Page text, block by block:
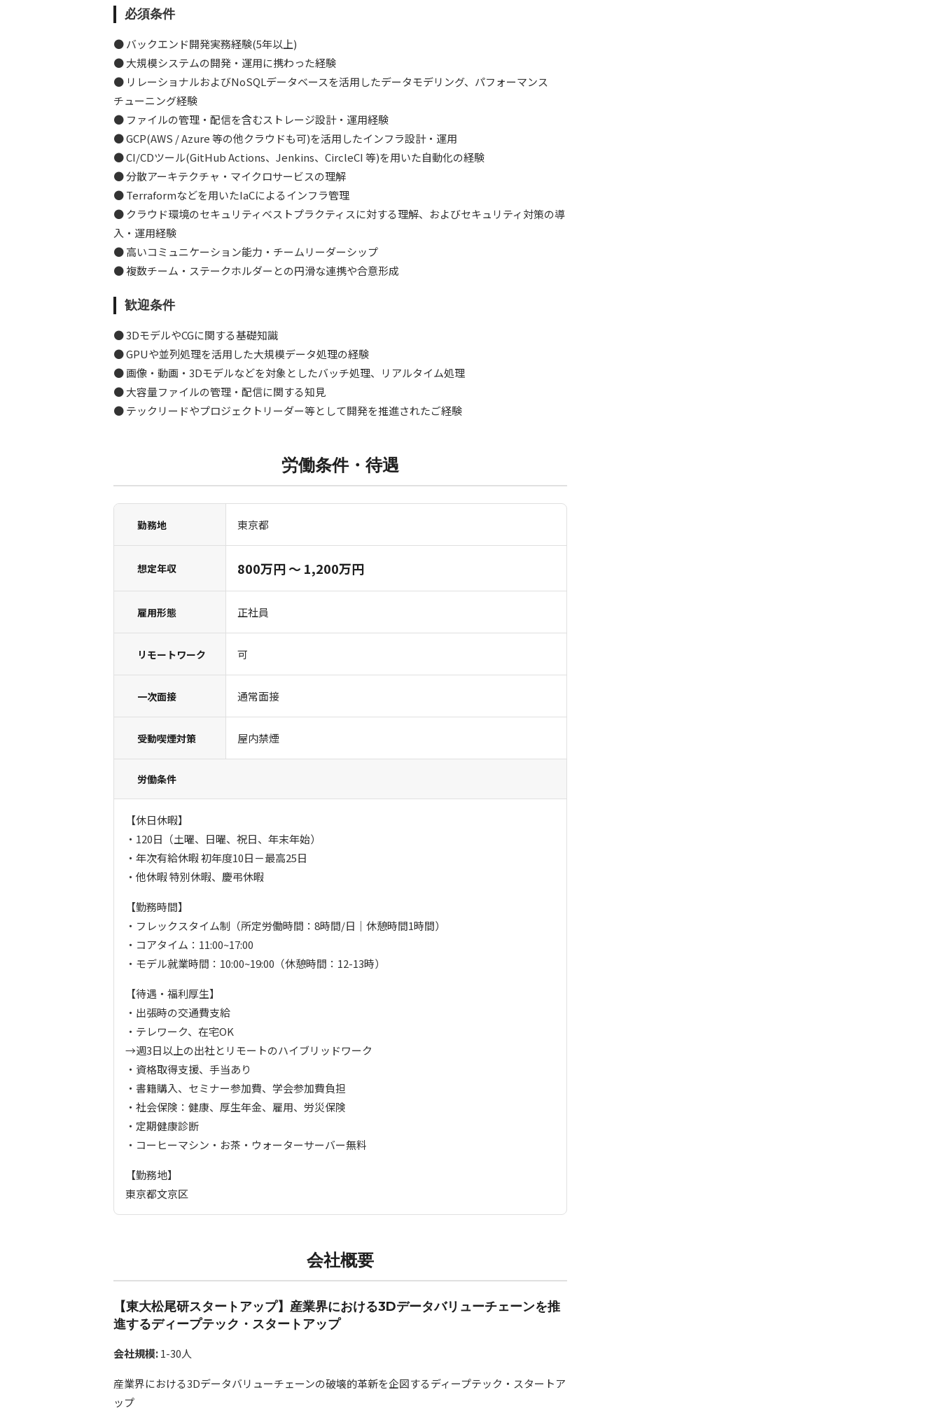
必須条件
● バックエンド開発実務経験(5年以上)
● 大規模システムの開発・運用に携わった経験
● リレーショナルおよびNoSQLデータベースを活用したデータモデリング、パフォーマンス
チューニング経験
● ファイルの管理・配信を含むストレージ設計・運用経験
● GCP(AWS / Azure 等の他クラウドも可)を活用したインフラ設計・運用
● CI/CDツール(GitHub Actions、Jenkins、CircleCI 等)を用いた自動化の経験
● 分散アーキテクチャ・マイクロサービスの理解
● Terraformなどを用いたIaCによるインフラ管理
● クラウド環境のセキュリティベストプラクティスに対する理解、およびセキュリティ対策の導
入・運用経験
● 高いコミュニケーション能力・チームリーダーシップ
● 複数チーム・ステークホルダーとの円滑な連携や合意形成
歓迎条件
● 3DモデルやCGに関する基礎知識
● GPUや並列処理を活用した大規模データ処理の経験
● 画像・動画・3Dモデルなどを対象としたバッチ処理、リアルタイム処理
● 大容量ファイルの管理・配信に関する知見
● テックリードやプロジェクトリーダー等として開発を推進されたご経験
労働条件・待遇
勤務地 東京都
想定年収 800万円 〜 1,200万円
雇用形態 正社員
リモートワーク 可
一次面接 通常面接
受動喫煙対策 屋内禁煙
労働条件
【休日休暇】
・120日（土曜、日曜、祝日、年末年始）
・年次有給休暇 初年度10日－最高25日
・他休暇 特別休暇、慶弔休暇
【勤務時間】
・フレックスタイム制（所定労働時間：8時間/日｜休憩時間1時間）
・コアタイム：11:00~17:00
・モデル就業時間：10:00~19:00（休憩時間：12-13時）
【待遇・福利厚生】
・出張時の交通費支給
・テレワーク、在宅OK
→週3日以上の出社とリモートのハイブリッドワーク
・資格取得支援、手当あり
・書籍購入、セミナー参加費、学会参加費負担
・社会保険：健康、厚生年金、雇用、労災保険
・定期健康診断
・コーヒーマシン・お茶・ウォーターサーバー無料
【勤務地】
東京都文京区
会社概要
【東大松尾研スタートアップ】産業界における3Dデータバリューチェーンを推
進するディープテック・スタートアップ
会社規模:1-30人
産業界における3Dデータバリューチェーンの破壊的革新を企図するディープテック・スタートア
ップ